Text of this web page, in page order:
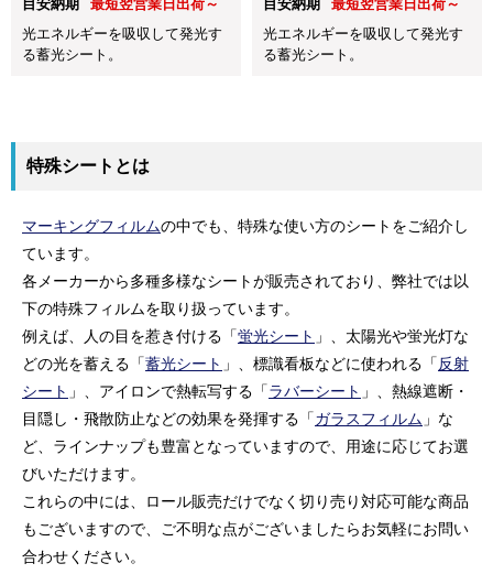
目安納期
最短翌営業日出荷～
光エネルギーを吸収して発光す
る蓄光シート。
目安納期
最短翌営業日出荷～
光エネルギーを吸収して発光す
る蓄光シート。
特殊シートとは
マーキングフィルムの中でも、特殊な使い方のシートをご紹介し
ています。
各メーカーから多種多様なシートが販売されており、弊社では以
下の特殊フィルムを取り扱っています。
例えば、人の目を惹き付ける「蛍光シート 」、太陽光や蛍光灯な
どの光を蓄える「蓄光シート 」、標識看板などに使われる「 反射
シート 」、アイロンで熱転写する「ラバーシート 」、熱線遮断・
目隠し・飛散防止などの効果を発揮する「ガラスフィルム 」な
ど、ラインナップも豊富となっていますので、用途に応じてお選
びいただけます。
これらの中には、ロール販売だけでなく切り売り対応可能な商品
もございますので、ご不明な点がございましたらお気軽にお問い
合わせください。